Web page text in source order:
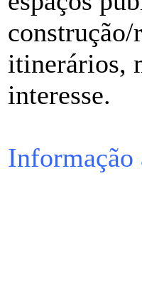
construção/
itinerários,
interesse.
Informação